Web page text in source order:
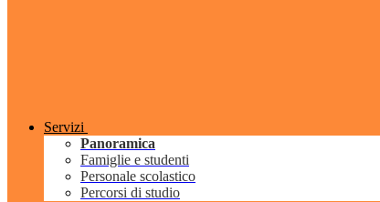
Servizi
Panoramica
Famiglie e studenti
Personale scolastico
Percorsi di studio